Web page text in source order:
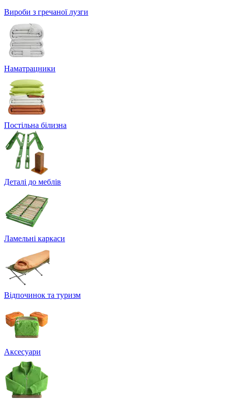
Вироби з гречаної лузги
Наматрацники
Постільна білизна
Деталі до меблів
Ламельні каркаси
Відпочинок та туризм
Аксесуари